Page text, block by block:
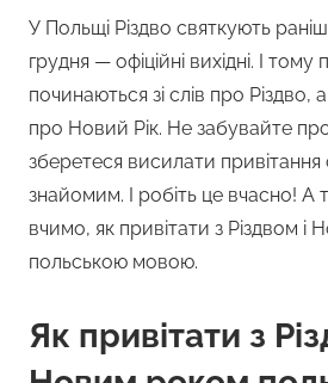
У Польщі Різдво святкують
грудня — офіційні вихідні. І
починаються зі слів про Різдво,
про Новий Рік. Не забувайте
зберетеся висилати привітання
знайомим. І робіть це вчасно! А
вчимо, як привітати з Різдвом і
польською мовою.
Як привітати з